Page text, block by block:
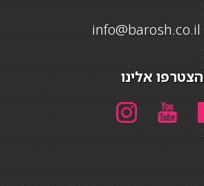
info@barosh.co.il
הצטרפו אלינו